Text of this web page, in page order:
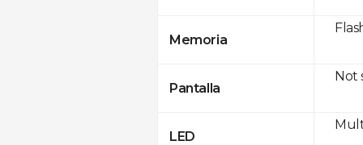
Memoria
Pantalla
LED
Not